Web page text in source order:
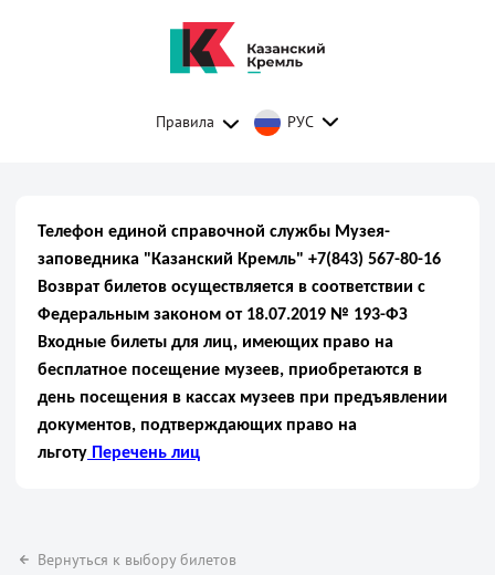
Правила РУС
Телефон единой справочной службы Музея-
заповедника "Казанский Кремль" +7(843) 567-80-16
Возврат билетов осуществляется в соответствии с
Федеральным законом от 18.07.2019 № 193-ФЗ
Входные билеты для лиц, имеющих право на
бесплатное посещение музеев, приобретаются в
день посещения в кассах музеев при предъявлении
документов, подтверждающих право на
льготу Перечень лиц
Вернуться к выбору билетов